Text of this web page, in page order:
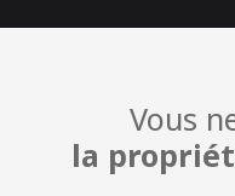
Vous
la